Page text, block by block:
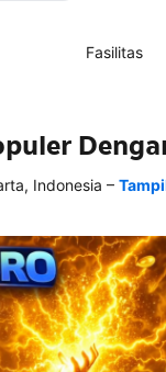
Fasilitas
Indonesia –